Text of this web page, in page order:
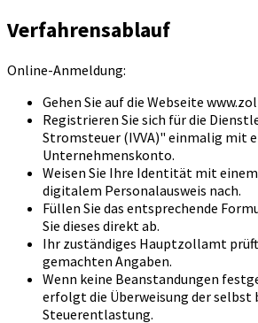
Verfahrensablauf
Online-Anmeldung:
Gehen Sie auf die Webseite
Registrieren Sie sich für die
Stromsteuer (IVVA)" einmalig mit
Unternehmenskonto.
Weisen Sie Ihre Identität mit
digitalem Personalausweis nach.
Füllen Sie das entsprechende
Sie dieses direkt ab.
Ihr zuständiges Hauptzollamt
gemachten Angaben.
Wenn keine Beanstandungen
erfolgt die Überweisung der selbst
Steuerentlastung.